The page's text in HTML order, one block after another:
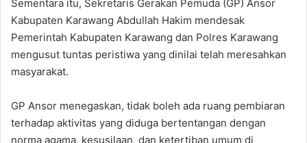
Sementara itu, Sekretaris Gerakan Pemuda (GP) Ansor
Kabupaten Karawang Abdullah Hakim mendesak
Pemerintah Kabupaten Karawang dan Polres Karawang
mengusut tuntas peristiwa yang dinilai telah meresahkan
masyarakat.
GP Ansor menegaskan, tidak boleh ada ruang pembiaran
terhadap aktivitas yang diduga bertentangan dengan
norma agama, kesusilaan, dan ketertiban umum di